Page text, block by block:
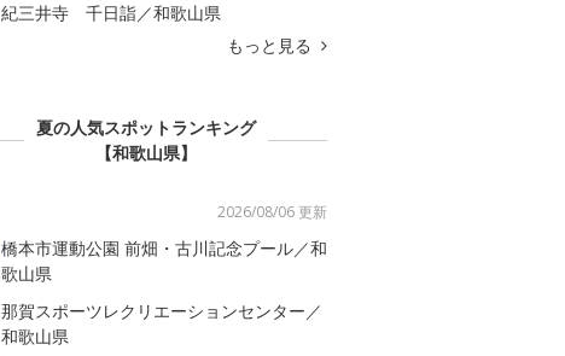
紀三井寺 千日詣／和歌山県
もっと見る
夏の人気スポットランキング
【和歌山県】
2026/08/06 更新
橋本市運動公園 前畑・古川記念プール／和
歌山県
那賀スポーツレクリエーションセンター／
和歌山県